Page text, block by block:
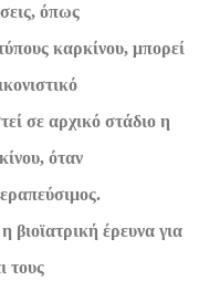
όπως
καρκίνου, μπορεί
σε αρχικό στάδιο η
όταν
βιοϊατρική έρευνα για
τους